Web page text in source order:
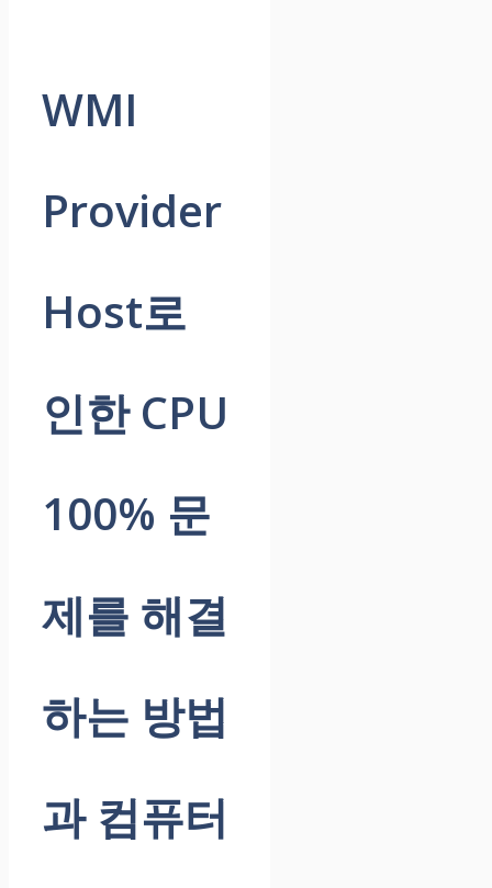
WMI
Provider
Host로
인한 CPU
100% 문
제를 해결
하는 방법
과 컴퓨터